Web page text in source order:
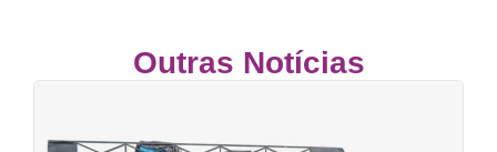
Outras Notícias